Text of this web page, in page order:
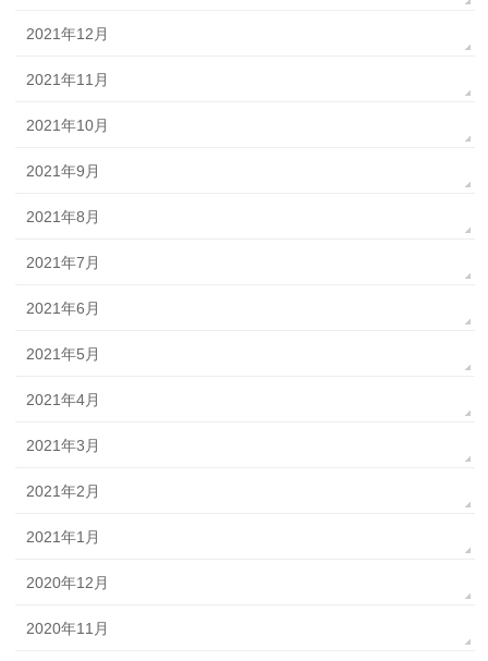
2021年12月
2021年11月
2021年10月
2021年9月
2021年8月
2021年7月
2021年6月
2021年5月
2021年4月
2021年3月
2021年2月
2021年1月
2020年12月
2020年11月